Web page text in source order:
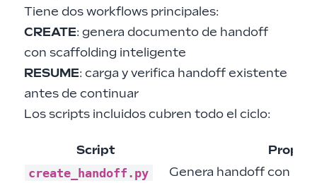
Tiene dos workflows principales:
CREATE: genera documento de handoff
con scaffolding inteligente
RESUME: carga y verifica handoff existente
antes de continuar
Los scripts incluidos cubren todo el ciclo:
Script
create_handoff.py
Genera handoff con